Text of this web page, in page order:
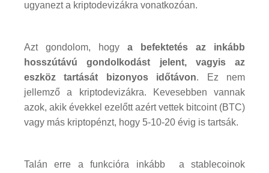
ugyanezt a kriptodevizákra vonatkozóan.
Azt gondolom, hogy a befektetés az inkább
hosszútávú gondolkodást jelent, vagyis az
eszköz tartását bizonyos időtávon. Ez nem
jellemző a kriptodevizákra. Kevesebben vannak
azok, akik évekkel ezelőtt azért vettek bitcoint (BTC)
vagy más kriptopénzt, hogy 5-10-20 évig is tartsák.
Talán erre a funkcióra inkább a stablecoinok